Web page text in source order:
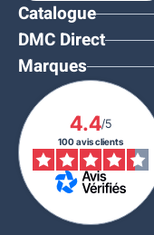
Catalogue
DMC Direct
Marques
4.4/5
100 avis clients